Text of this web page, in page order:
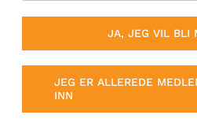
JA, JEG VIL BLI
JEG ER ALLEREDE
INN